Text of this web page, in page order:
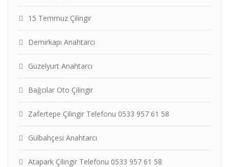
15 Temmuz Çilingir
Demirkapı Anahtarcı
Güzelyurt Anahtarcı
Bağcılar Oto Çilingir
Zafertepe Çilingir Telefonu 0533 957 61 58
Gülbahçesi Anahtarcı
Atapark Çilingir Telefonu 0533 957 61 58